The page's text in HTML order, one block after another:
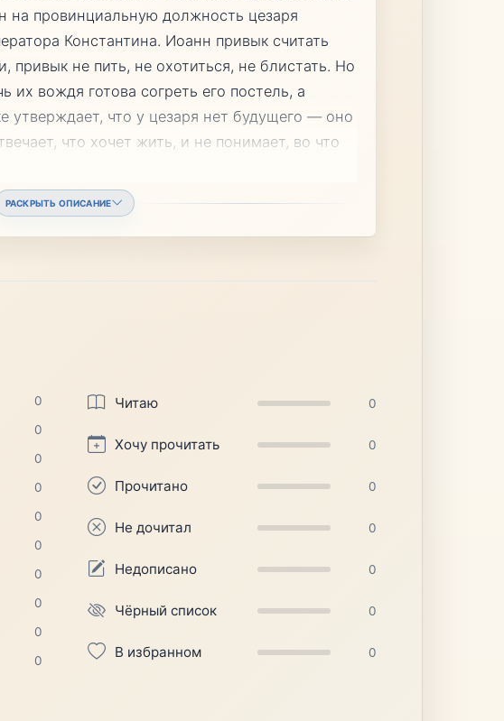
провинциальную должность цезаря
Константина. Иоанн привык считать
привык не пить, не охотиться, не блистать. Но
их вождя готова согреть его постель, а
утверждает, что у цезаря нет будущего — оно
что хочет жить, и не понимает, во что
РАСКРЫТЬ ОПИСАНИЕ
0
0
0
0
0
0
0
0
0
0
Читаю 0
Хочу прочитать 0
Прочитано 0
Не дочитал 0
Недописано 0
Чёрный список 0
В избранном 0